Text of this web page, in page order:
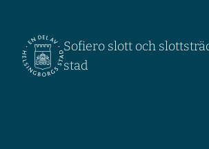
Sofiero slott och
stad